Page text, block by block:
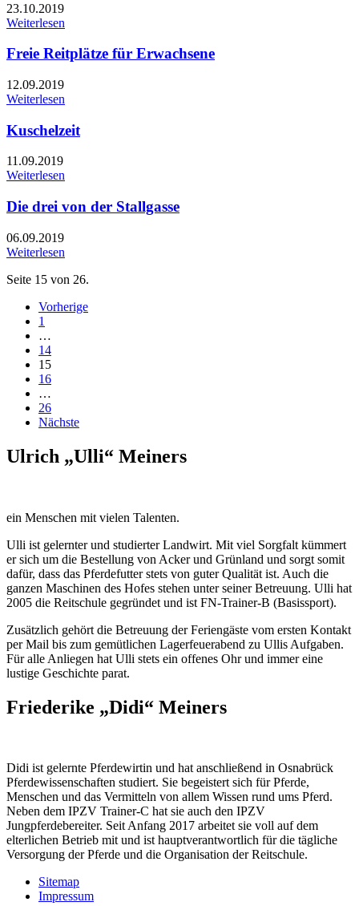
23.10.2019
Weiterlesen
Freie Reitplätze für Erwachsene
12.09.2019
Weiterlesen
Kuschelzeit
11.09.2019
Weiterlesen
Die drei von der Stallgasse
06.09.2019
Weiterlesen
Seite 15 von 26.
Vorherige
1
…
14
15
16
…
26
Nächste
Ulrich „Ulli“ Meiners
ein Menschen mit vielen Talenten.
Ulli ist gelernter und studierter Landwirt. Mit viel Sorgfalt kümmert
er sich um die Bestellung von Acker und Grünland und sorgt somit
dafür, dass das Pferdefutter stets von guter Qualität ist. Auch die
ganzen Maschinen des Hofes stehen unter seiner Betreuung. Ulli hat
2005 die Reitschule gegründet und ist FN-Trainer-B (Basissport).
Zusätzlich gehört die Betreuung der Feriengäste vom ersten Kontakt
per Mail bis zum gemütlichen Lagerfeuerabend zu Ullis Aufgaben.
Für alle Anliegen hat Ulli stets ein offenes Ohr und immer eine
lustige Geschichte parat.
Friederike „Didi“ Meiners
Didi ist gelernte Pferdewirtin und hat anschließend in Osnabrück
Pferdewissenschaften studiert. Sie begeistert sich für Pferde,
Menschen und das Vermitteln von allem Wissen rund ums Pferd.
Neben dem IPZV Trainer-C hat sie auch den IPZV
Jungpferdebereiter. Seit Anfang 2017 arbeitet sie voll auf dem
elterlichen Betrieb mit und ist hauptverantwortlich für die tägliche
Versorgung der Pferde und die Organisation der Reitschule.
Sitemap
Impressum